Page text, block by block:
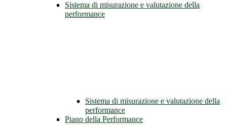
Sistema di misurazione e valutazione della
performance
Sistema di misurazione e valutazione della
performance
Piano della Performance